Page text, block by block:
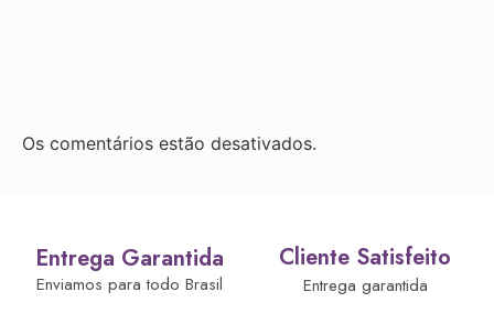
Os comentários estão desativados.
Entrega Garantida
Enviamos para todo Brasil
Cliente Satisfeito
Entrega garantida